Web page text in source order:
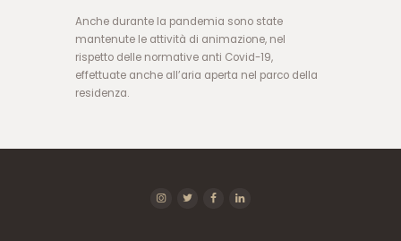
ا
ی
Anche durante la pandemia sono state
mantenute le attività di animazione, nel
rispetto delle normative anti Covid-19,
effettuate anche all’aria aperta nel parco della
residenza.